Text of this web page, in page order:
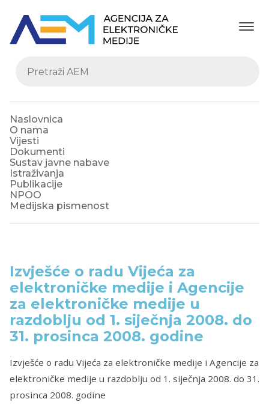
Naslovnica
O nama
Vijesti
Dokumenti
Sustav javne nabave
Istraživanja
Publikacije
NPOO
Medijska pismenost
Izvješće o radu Vijeća za
elektroničke medije i Agencije
za elektroničke medije u
razdoblju od 1. siječnja 2008. do
31. prosinca 2008. godine
Izvješće o radu Vijeća za elektroničke medije i Agencije za
elektroničke medije u razdoblju od 1. siječnja 2008. do 31.
prosinca 2008. godine